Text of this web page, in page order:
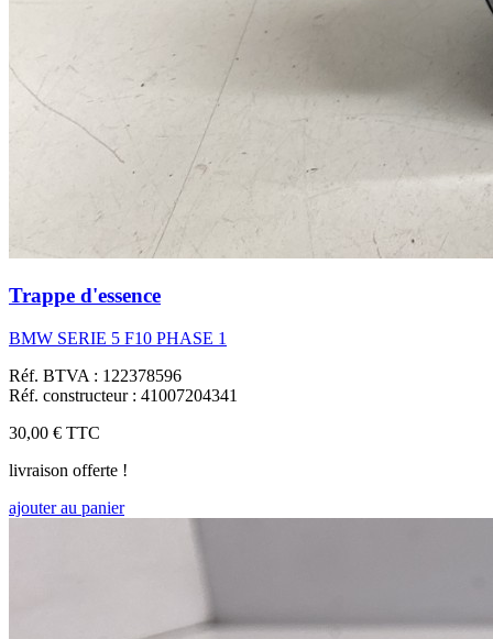
Trappe d'essence
BMW SERIE 5 F10 PHASE 1
Réf. BTVA : 122378596
Réf. constructeur : 41007204341
30,00 € TTC
livraison offerte !
ajouter au panier